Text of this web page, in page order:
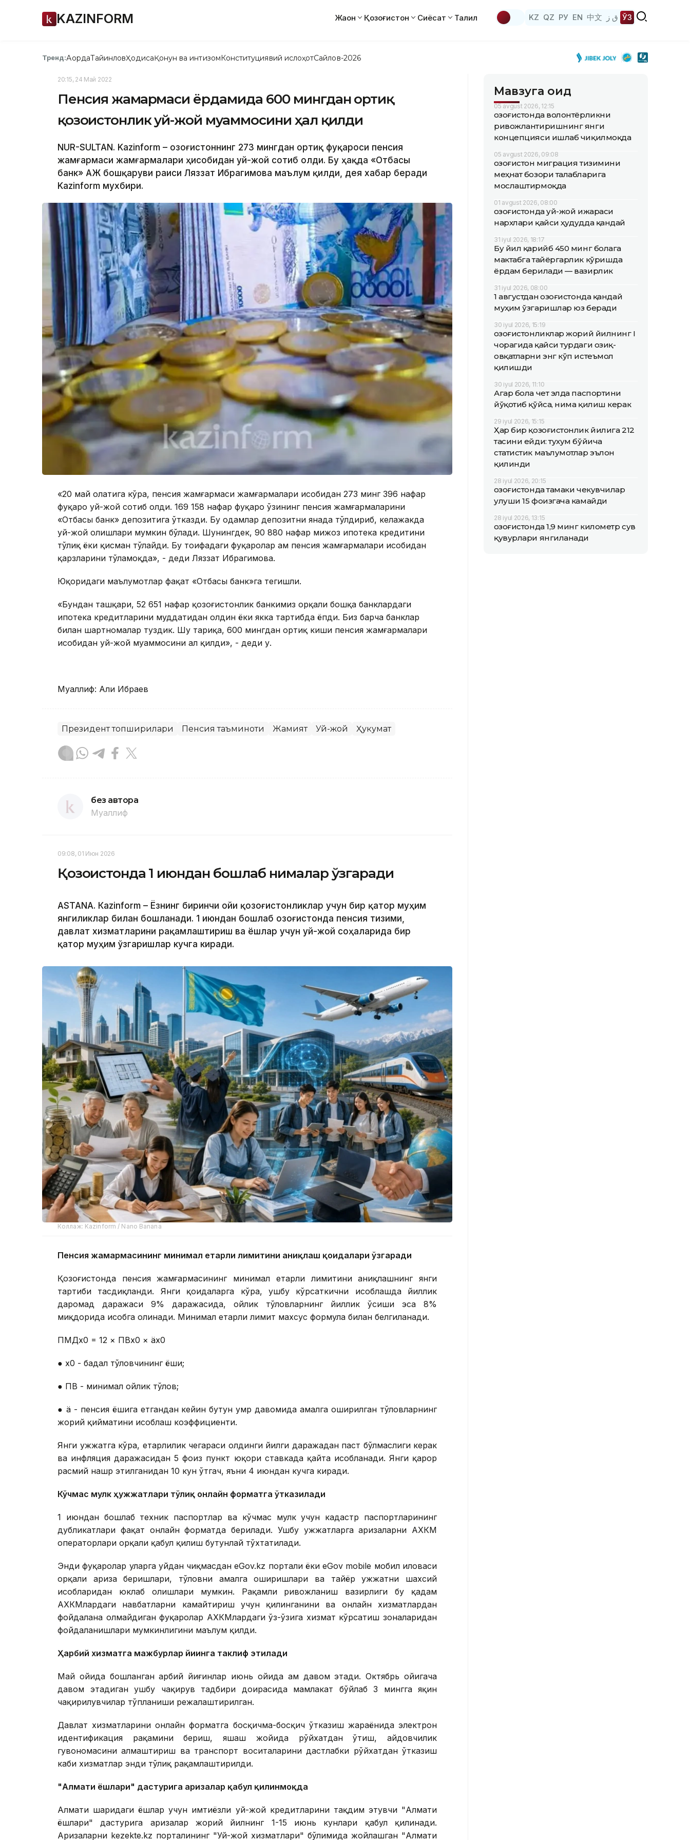
KAZINFORM Жаҳон Қозоғистон Сиёсат Таҳлил KZ QZ РУ EN 中文 ق ز ЎЗ
Тренд:АқордаТайинловҲодисаҚонун ва интизомКонституциявий ислоҳотСайлов-2026
20:15, 24 Май 2022
Пенсия жамғармаси ёрдамида 600 мингдан ортиқ
қозоғистонлик уй-жой муаммосини ҳал қилди
NUR-SULTAN. Kazinform – Қозоғистоннинг 273 мингдан ортиқ фуқароси пенсия
жамғармаси жамғармалари ҳисобидан уй-жой сотиб олди. Бу ҳақда «Отбасы
банк» АЖ бошқаруви раиси Ляззат Ибрагимова маълум қилди, дея хабар беради
Kazinform мухбири.
«20 май ҳолатига кўра, пенсия жамғармаси жамғармалари ҳисобидан 273 минг 396 нафар
фуқаро уй-жой сотиб олди. 169 158 нафар фуқаро ўзининг пенсия жамғармаларини
«Отбасы банк» депозитига ўтказди. Бу одамлар депозитни янада тўлдириб, келажакда
уй-жой олишлари мумкин бўлади. Шунингдек, 90 880 нафар мижоз ипотека кредитини
тўлиқ ёки қисман тўлайди. Бу тоифадаги фуқаролар ҳам пенсия жамғармалари ҳисобидан
қарзларини тўламоқда», - деди Ляззат Ибрагимова.
Юқоридаги маълумотлар фақат «Отбасы банк»га тегишли.
«Бундан ташқари, 52 651 нафар қозоғистонлик банкимиз орқали бошқа банклардаги
ипотека кредитларини муддатидан олдин ёки якка тартибда ёпди. Биз барча банклар
билан шартномалар туздик. Шу тариқа, 600 мингдан ортиқ киши пенсия жамғармалари
ҳисобидан уй-жой муаммосини ҳал қилди», - деди у.
Муаллиф: Али Ибраев
Президент топшириқлари Пенсия таъминоти Жамият Уй-жой Ҳукумат
без автора
Муаллиф
09:08, 01 Июн 2026
Қозоғистонда 1 июндан бошлаб нималар ўзгаради
ASTANА. Каzinform – Ёзнинг биринчи ойи қозоғистонликлар учун бир қатор муҳим
янгиликлар билан бошланади. 1 июндан бошлаб Қозоғистонда пенсия тизими,
давлат хизматларини рақамлаштириш ва ёшлар учун уй-жой соҳаларида бир
қатор муҳим ўзгаришлар кучга киради.
Коллаж: Kazinform / Nano Banana
Пенсия жамғармасининг минимал етарли лимитини аниқлаш қоидалари ўзгаради
Қозоғистонда пенсия жамғармасининг минимал етарли лимитини аниқлашнинг янги
тартиби тасдиқланди. Янги қоидаларга кўра, ушбу кўрсаткични ҳисоблашда йиллик
даромад даражаси 9% даражасида, ойлик тўловларнинг йиллик ўсиши эса 8%
миқдорида ҳисобга олинади. Минимал етарли лимит махсус формула билан белгиланади.
ПМДх0 = 12 × ПВх0 × äх0
● х0 - бадал тўловчининг ёши;
● ПВ - минимал ойлик тўлов;
● ä - пенсия ёшига етгандан кейин бутун умр давомида амалга оширилган тўловларнинг
жорий қийматини ҳисоблаш коэффициенти.
Янги ҳужжатга кўра, етарлилик чегараси олдинги йилги даражадан паст бўлмаслиги керак
ва инфляция даражасидан 5 фоиз пункт юқори ставкада қайта ҳисобланади. Янги қарор
расмий нашр этилганидан 10 кун ўтгач, яъни 4 июндан кучга киради.
Кўчмас мулк ҳужжатлари тўлиқ онлайн форматга ўтказилади
1 июндан бошлаб техник паспортлар ва кўчмас мулк учун кадастр паспортларининг
дубликатлари фақат онлайн форматда берилади. Ушбу ҳужжатларга аризаларни АХКМ
операторлари орқали қабул қилиш бутунлай тўхтатилади.
Энди фуқаролар уларга уйдан чиқмасдан eGov.kz портали ёки eGov mobile мобил иловаси
орқали ариза беришлари, тўловни амалга оширишлари ва тайёр ҳужжатни шахсий
ҳисобларидан юклаб олишлари мумкин. Рақамли ривожланиш вазирлиги бу қадам
АХКМлардаги навбатларни камайтириш учун қилинганини ва онлайн хизматлардан
фойдалана олмайдиган фуқаролар АХКМлардаги ўз-ўзига хизмат кўрсатиш зоналаридан
фойдаланишлари мумкинлигини маълум қилди.
Ҳарбий хизматга мажбурлар йиғинга таклиф этилади
Май ойида бошланган ҳарбий йиғинлар июнь ойида ҳам давом этади. Октябрь ойигача
давом этадиган ушбу чақирув тадбири доирасида мамлакат бўйлаб 3 мингга яқин
чақирилувчилар тўпланиши режалаштирилган.
Давлат хизматларини онлайн форматга босқичма-босқич ўтказиш жараёнида электрон
идентификация рақамини бериш, яшаш жойида рўйхатдан ўтиш, ҳайдовчилик
гувоҳномасини алмаштириш ва транспорт воситаларини дастлабки рўйхатдан ўтказиш
каби хизматлар энди тўлиқ рақамлаштирилди.
"Алмати ёшлари" дастурига аризалар қабул қилинмоқда
Алмати шаҳридаги ёшлар учун имтиёзли уй-жой кредитларини тақдим этувчи "Алмати
ёшлари" дастурига аризалар жорий йилнинг 1-15 июнь кунлари қабул қилинади.
Аризаларни kezekte.kz порталининг "Уй-жой хизматлари" бўлимида жойлашган "Алмати
Мавзуга оид
05 avgust 2026, 12:15
Қозоғистонда волонтёрликни
ривожлантиришнинг янги
концепцияси ишлаб чиқилмоқда
05 avgust 2026, 09:08
Қозоғистон миграция тизимини
меҳнат бозори талабларига
мослаштирмоқда
01 avgust 2026, 08:00
Қозоғистонда уй-жой ижараси
нархлари қайси ҳудудда қандай
31 iyul 2026, 18:17
Бу йил қарийб 450 минг болага
мактабга тайёргарлик кўришда
ёрдам берилади — вазирлик
31 iyul 2026, 08:00
1 августдан Қозоғистонда қандай
муҳим ўзгаришлар юз беради
30 iyul 2026, 15:19
Қозоғистонликлар жорий йилнинг I
чорагида қайси турдаги озиқ-
овқатларни энг кўп истеъмол
қилишди
30 iyul 2026, 11:10
Агар бола чет элда паспортини
йўқотиб қўйса, нима қилиш керак
29 iyul 2026, 15:15
Ҳар бир қозоғистонлик йилига 212
тасини ейди: тухум бўйича
статистик маълумотлар эълон
қилинди
28 iyul 2026, 20:15
Қозоғистонда тамаки чекувчилар
улуши 15 фоизгача камайди
28 iyul 2026, 13:15
Қозоғистонда 1,9 минг километр сув
қувурлари янгиланади